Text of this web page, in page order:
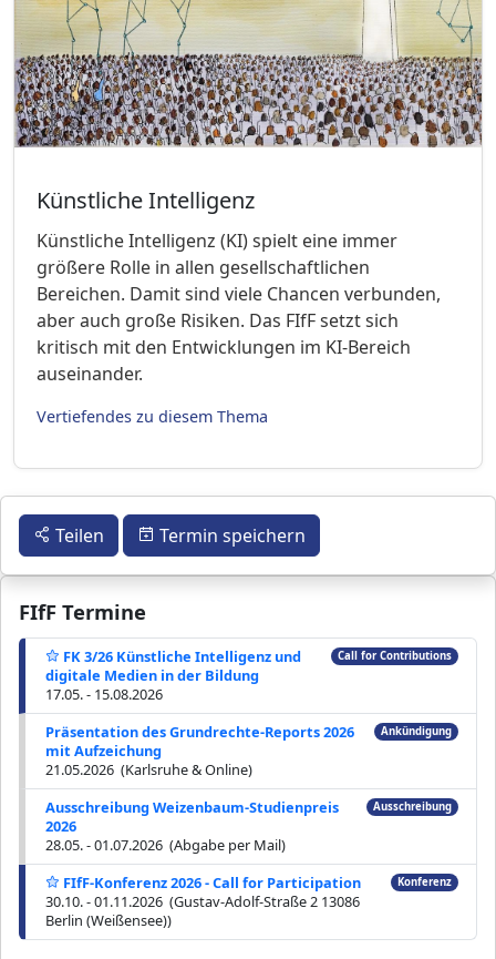
Künstliche Intelligenz
Künstliche Intelligenz (KI) spielt eine immer
größere Rolle in allen gesellschaftlichen
Bereichen. Damit sind viele Chancen verbunden,
aber auch große Risiken. Das FIfF setzt sich
kritisch mit den Entwicklungen im KI-Bereich
auseinander.
Vertiefendes zu diesem Thema
FIfF Termine
FK 3/26 Künstliche Intelligenz und
digitale Medien in der Bildung
17.05. - 15.08.2026
Call for Contributions
Präsentation des Grundrechte-Reports 2026
mit Aufzeichung
21.05.2026 (Karlsruhe & Online)
Ankündigung
Ausschreibung Weizenbaum-Studienpreis
2026
28.05. - 01.07.2026 (Abgabe per Mail)
Ausschreibung
FIfF-Konferenz 2026 - Call for Participation
30.10. - 01.11.2026 (Gustav-Adolf-Straße 2 13086
Berlin (Weißensee))
Konferenz
Teilen Termin speichern